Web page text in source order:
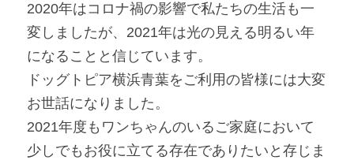
2020年はコロナ禍の影響で私たちの生活も一
変しましたが、2021年は光の見える明るい年
になることと信じています。
ドッグトピア横浜青葉をご利用の皆様には大変
お世話になりました。
2021年度もワンちゃんのいるご家庭において
少しでもお役に立てる存在でありたいと存じま